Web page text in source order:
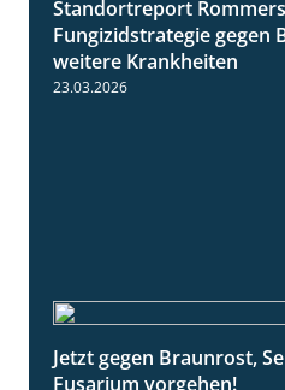
Standortreport
Fungizidstrategie gegen
weitere Krankheiten
Jetzt gegen Braunrost,
Fusarium vorgehen!